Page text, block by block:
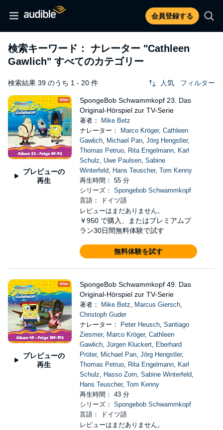
会員登録する
検索キーワード： ナレーター "Cathleen
Gawlich" すべてのカテゴリー
検索結果 39 のうち 1 - 20 件 人気 フィルター
プレビューの
再生
SpongeBob Schwammkopf 23. Das
Original-Hörspiel zur TV-Serie
著者：
Mike Betz
ナレーター：
Marco Kröger, Cathleen
Gawlich, Michael Pan, Jörg Hengstler,
Thomas Petruo, Rita Engelmann, Karl
Schulz, Uwe Paulsen, Sabine
Winterfeld, Hans Teuscher, Tom Kenny
再生時間： 55 分
シリーズ： Spongebob Schwammkopf
言語： ドイツ語
レビューはまだありません。
￥950 で購入、またはプレミアムプ
ラン30日間無料体験で試す
無料体験を試す
プレビューの
再生
SpongeBob Schwammkopf 49. Das
Original-Hörspiel zur TV-Serie
著者： Mike Betz, Marcus Giersch,
Christoph Guder
ナレーター：
Peter Heusch, Santiago
Ziesmer, Marco Kröger, Cathleen
Gawlich, Jürgen Kluckert, Eberhard
Prüter, Michael Pan, Jörg Hengstler,
Thomas Petruo, Rita Engelmann, Karl
Schulz, Hasso Zorn, Sabine Winterfeld,
Hans Teuscher, Tom Kenny
再生時間： 43 分
シリーズ： Spongebob Schwammkopf
言語： ドイツ語
レビューはまだありません。